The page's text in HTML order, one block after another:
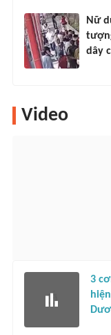
Nữ
dây
Video
3